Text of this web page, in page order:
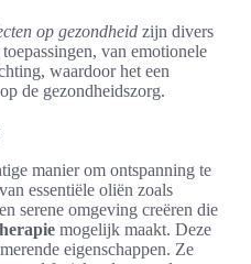
op gezondheid zijn divers
van emotionele
waardoor het een
de gezondheidszorg.
manier om ontspanning te
essentiële oliën zoals
serene omgeving creëren die
mogelijk maakt. Deze
eigenschappen. Ze